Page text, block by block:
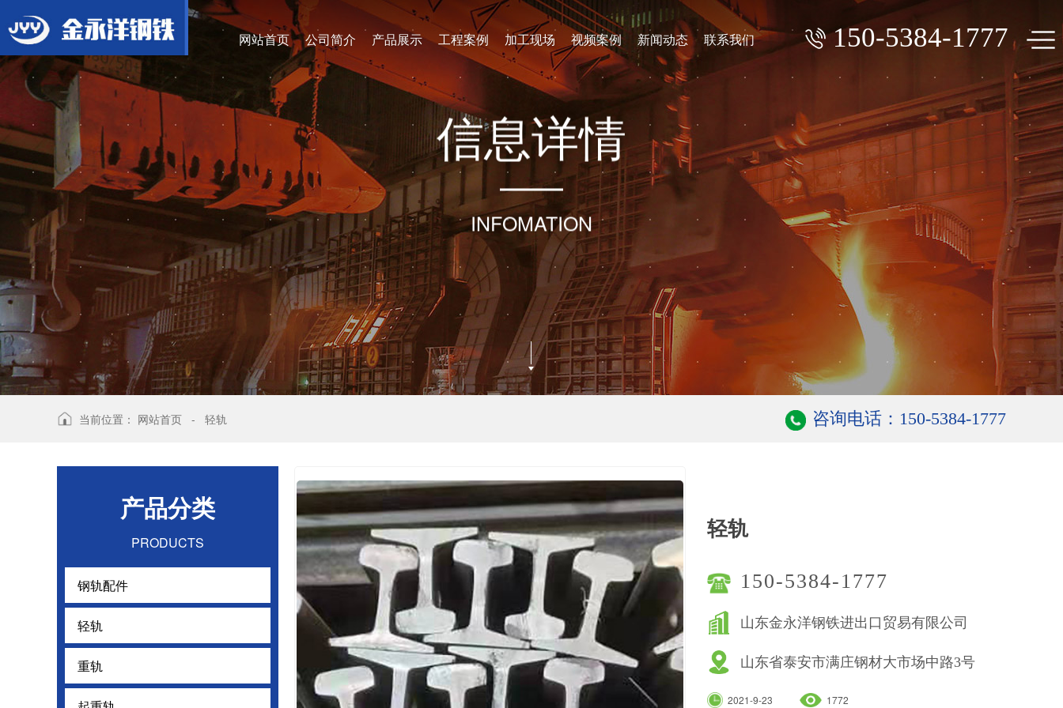
网站首页 公司简介 产品展示 工程案例 加工现场 视频案例 新闻动态 联系我们 150-5384-1777
信息详情
INFOMATION
当前位置： 网站首页 - 轻轨 咨询电话：150-5384-1777
产品分类
PRODUCTS
钢轨配件 钢轨配件
轻轨
重轨
轻轨
150-5384-1777
山东金永洋钢铁进出口贸易有限公司
山东省泰安市满庄钢材大市场中路3号
2021-9-23 1772